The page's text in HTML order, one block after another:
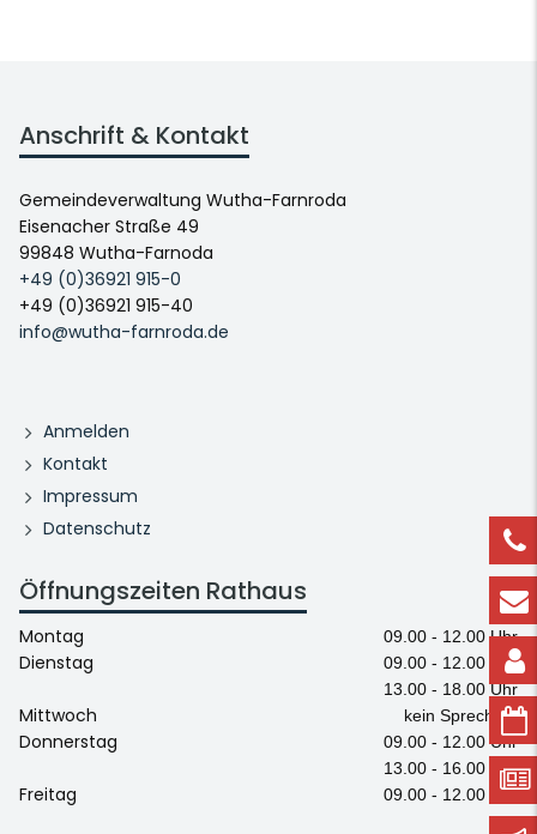
Anschrift & Kontakt
Gemeindeverwaltung Wutha-Farnroda
Eisenacher Straße 49
99848 Wutha-Farnoda
+49 (0)36921 915-0
+49 (0)36921 915-40
info@wutha-farnroda.de
Anmelden
Kontakt
Impressum
Datenschutz
Öffnungszeiten Rathaus
Montag 09.00 - 12.00 Uhr
Dienstag
09.00 - 12.00 Uhr
13.00 - 18.00 Uhr
Mittwoch kein Sprechtag
Donnerstag
09.00 - 12.00 Uhr
13.00 - 16.00 Uhr
Freitag 09.00 - 12.00 Uhr